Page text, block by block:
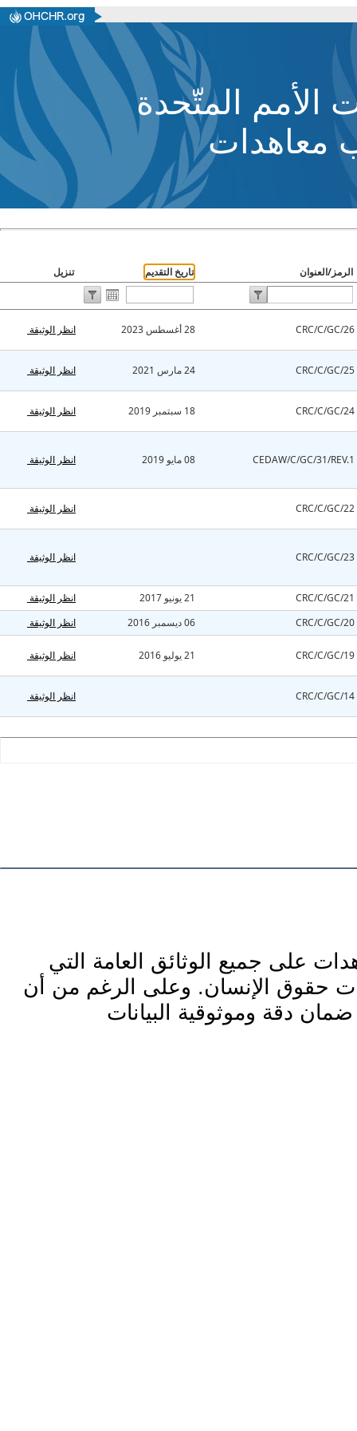
الأمم المتّحدة
معاهدات
الرمز/العنوان تاريخ التقديم تنزيل
CRC/C/GC/26 28 أغسطس 2023 انظر الوثيقة
CRC/C/GC/25 24 مارس 2021 انظر الوثيقة
CRC/C/GC/24 18 سبتمبر 2019 انظر الوثيقة
CEDAW/C/GC/31/REV.1 08 مايو 2019 انظر الوثيقة
CRC/C/GC/22 انظر الوثيقة
CRC/C/GC/23 انظر الوثيقة
CRC/C/GC/21 21 يونيو 2017
انظر الوثيقة
CRC/C/GC/20
06 ديسمبر 2016 انظر الوثيقة
CRC/C/GC/19 21 يوليو 2016 انظر الوثيقة
CRC/C/GC/14 انظر الوثيقة
على جميع الوثائق العامة التي
حقوق الإنسان. وعلى الرغم من أن
دقة وموثوقية البيانات